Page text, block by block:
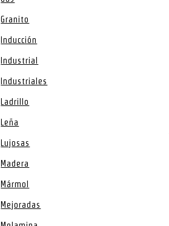
Granito
Inducción
Industrial
Industriales
Ladrillo
Leña
Lujosas
Madera
Mármol
Mejoradas